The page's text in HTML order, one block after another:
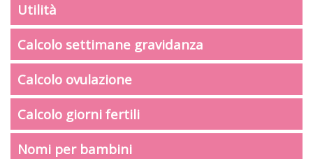
Utilità
Calcolo settimane gravidanza
Calcolo ovulazione
Calcolo giorni fertili
Nomi per bambini